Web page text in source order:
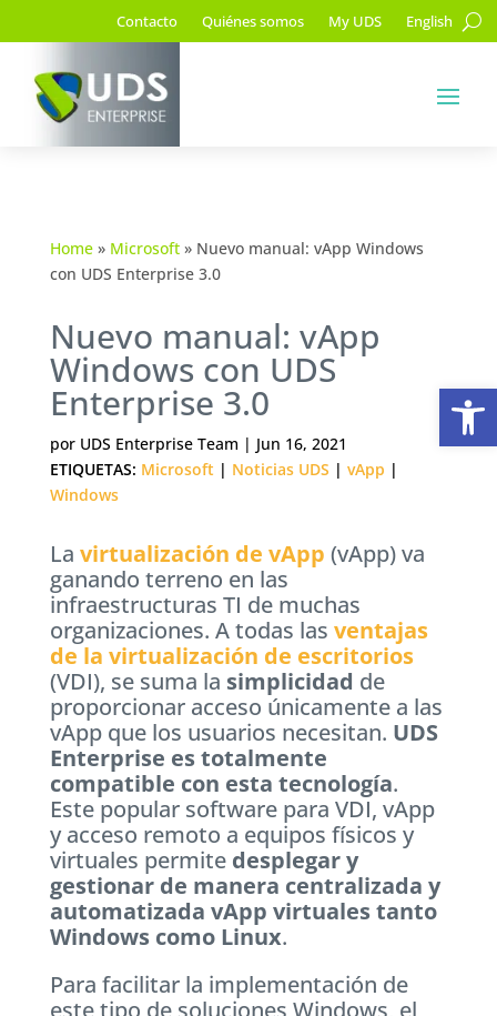
Contacto Quiénes somos My UDS English
Home» Microsoft» Nuevo manual: vApp Windows
con UDS Enterprise 3.0
Nuevo manual: vApp
Windows con UDS
Enterprise 3.0
por UDS Enterprise Team | Jun 16, 2021
ETIQUETAS: Microsoft | Noticias UDS | vApp |
Windows
La virtualización de vApp (vApp) va
ganando terreno en las
infraestructuras TI de muchas
organizaciones. A todas las ventajas
de la virtualización de escritorios
(VDI), se suma la simplicidad de
proporcionar acceso únicamente a las
vApp que los usuarios necesitan. UDS
Enterprise es totalmente
compatible con esta tecnología.
Este popular software para VDI, vApp
y acceso remoto a equipos físicos y
virtuales permite desplegar y
gestionar de manera centralizada y
automatizada vApp virtuales tanto
Windows como Linux.
Para facilitar la implementación de